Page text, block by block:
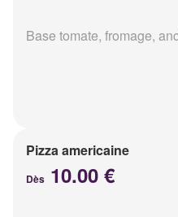
Base tomate, fromage,
Pizza americaine
Dès 10.00 €